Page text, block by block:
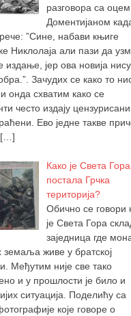
разговора са оцем
Доментијаном
”Сине, набави књиге
Никлолаја али пази да
издање, јер ова новија нису
Зачудих се како то
онда схватим како се
често издају цензурисани
Ево једне такве
[…]
Како је Света Гора
постала Грчка
територија?
Обично се говори
је Света Гора
заједница где
земаља живе у братској
Међутим није све тако
и у прошлости је било и
ситуација. Поделићу са
које говоре о